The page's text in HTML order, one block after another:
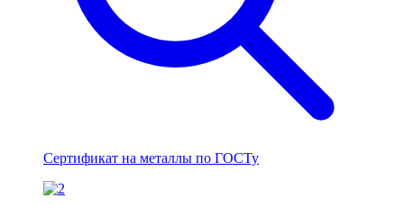
Сертификат на металлы по ГОСТу